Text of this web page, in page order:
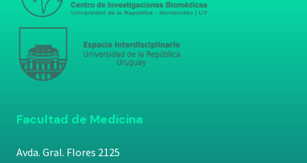
Facultad de Medicina
Avda. Gral. Flores 2125